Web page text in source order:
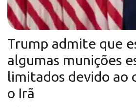
Trump admite que
algumas munições
limitados devido ao
o Irã